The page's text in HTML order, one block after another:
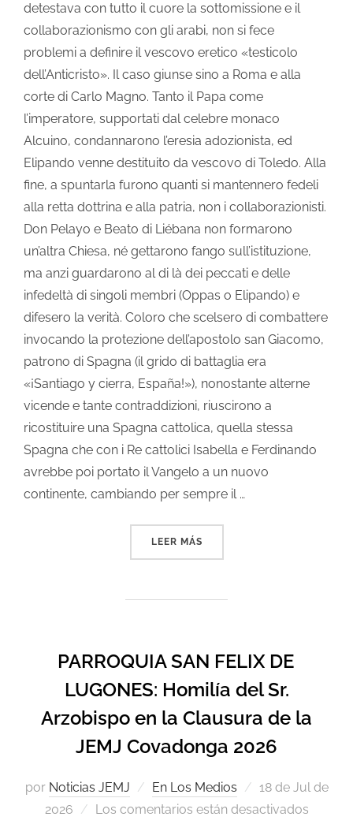
detestava con tutto il cuore la sottomissione e il
collaborazionismo con gli arabi, non si fece
problemi a definire il vescovo eretico «testicolo
dell’Anticristo». Il caso giunse sino a Roma e alla
corte di Carlo Magno. Tanto il Papa come
l’imperatore, supportati dal celebre monaco
Alcuino, condannarono l’eresia adozionista, ed
Elipando venne destituito da vescovo di Toledo. Alla
fine, a spuntarla furono quanti si mantennero fedeli
alla retta dottrina e alla patria, non i collaborazionisti.
Don Pelayo e Beato di Liébana non formarono
un’altra Chiesa, né gettarono fango sull’istituzione,
ma anzi guardarono al di là dei peccati e delle
infedeltà di singoli membri (Oppas o Elipando) e
difesero la verità. Coloro che scelsero di combattere
invocando la protezione dell’apostolo san Giacomo,
patrono di Spagna (il grido di battaglia era
«¡Santiago y cierra, España!»), nonostante alterne
vicende e tante contraddizioni, riuscirono a
ricostituire una Spagna cattolica, quella stessa
Spagna che con i Re cattolici Isabella e Ferdinando
avrebbe poi portato il Vangelo a un nuovo
continente, cambiando per sempre il …
LEER MÁS
PARROQUIA SAN FELIX DE
LUGONES: Homilía del Sr.
Arzobispo en la Clausura de la
JEMJ Covadonga 2026
por Noticias JEMJ En Los Medios
18 de Jul de
2026
Los comentarios están desactivados